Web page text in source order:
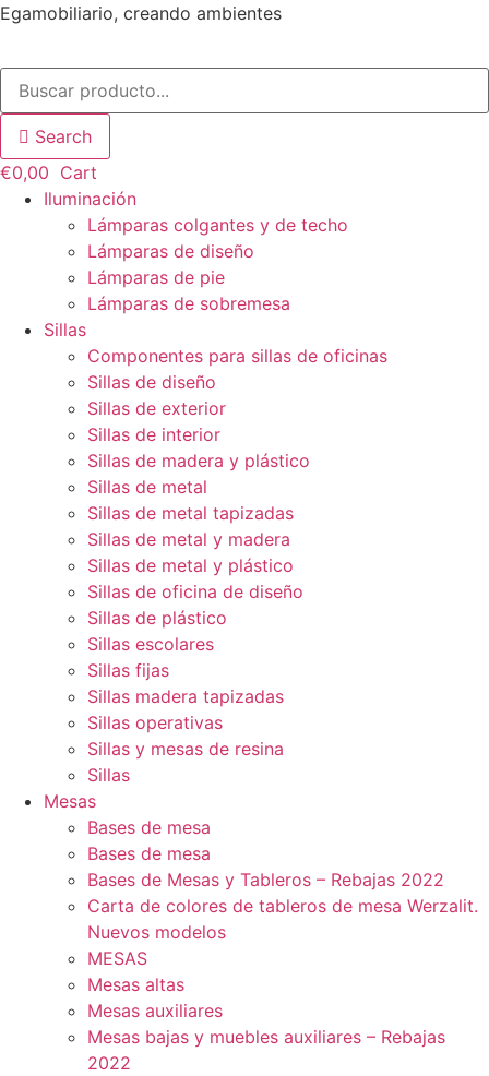
Ir
contenido
Egamobiliario, creando ambientes
Search
€0,00 Cart
Iluminación
Lámparas colgantes y de techo
Lámparas de diseño
Lámparas de pie
Lámparas de sobremesa
Sillas
Componentes para sillas de oficinas
Sillas de diseño
Sillas de exterior
Sillas de interior
Sillas de madera y plástico
Sillas de metal
Sillas de metal tapizadas
Sillas de metal y madera
Sillas de metal y plástico
Sillas de oficina de diseño
Sillas de plástico
Sillas escolares
Sillas fijas
Sillas madera tapizadas
Sillas operativas
Sillas y mesas de resina
Sillas
Mesas
Bases de mesa
Bases de mesa
Bases de Mesas y Tableros – Rebajas 2022
Carta de colores de tableros de mesa Werzalit.
Nuevos modelos
MESAS
Mesas altas
Mesas auxiliares
Mesas bajas y muebles auxiliares – Rebajas
2022